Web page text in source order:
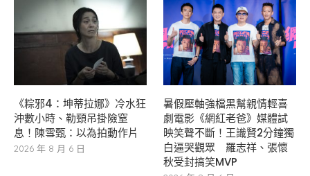
《粽邪4：坤蒂拉娜》冷水狂
沖數小時、勒頸吊掛險窒
息！陳雪甄：以為拍動作片
2026 年 8 月 6 日
暑假壓軸強檔黑幫親情輕喜
劇電影《網紅老爸》媒體試
映笑聲不斷！王識賢2分鐘獨
白逼哭觀眾 羅志祥、張懷
秋受封搞笑MVP